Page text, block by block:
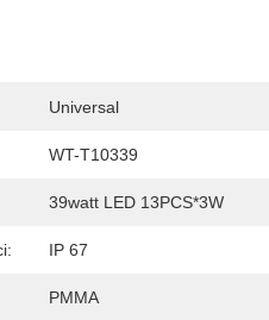
Universal
WT-T10339
39watt LED 13PCS*3W
IP 67
PMMA